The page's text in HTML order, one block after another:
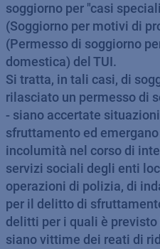
soggiorno per "casi
(Soggiorno per motivi di
(Permesso di soggiorno
domestica) del TUI.
Si tratta, in tali casi, di
rilasciato un permesso di
- siano accertate
sfruttamento ed
incolumità nel corso di
servizi sociali degli enti
operazioni di polizia, di
per il delitto di
delitti per i quali è
siano vittime dei reati di